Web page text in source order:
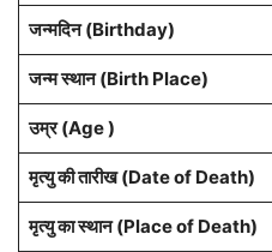
जन्मदिन (Birthday)
जन्म स्थान (Birth Place)
उम्र (Age )
मृत्यु की तारीख (Date of Death)
मृत्यु का स्थान (Place of Death)